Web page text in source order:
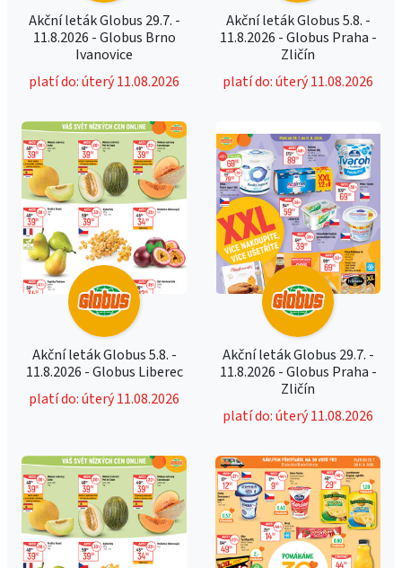
Akční leták Globus 29.7. -
11.8.2026 - Globus Brno
Ivanovice
platí do: úterý 11.08.2026
Akční leták Globus 5.8. -
11.8.2026 - Globus Praha -
Zličín
platí do: úterý 11.08.2026
Akční leták Globus 5.8. -
11.8.2026 - Globus Liberec
platí do: úterý 11.08.2026
Akční leták Globus 29.7. -
11.8.2026 - Globus Praha -
Zličín
platí do: úterý 11.08.2026